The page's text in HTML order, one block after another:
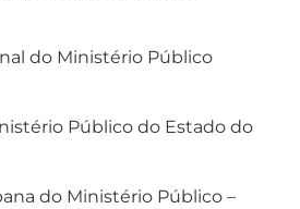
do Ministério Público
Público do Estado do
do Ministério Público –